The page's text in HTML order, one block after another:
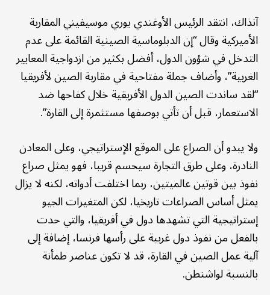
آنذاك، انتقد الرئيس الأوغندي يوري موسيفيني المقاربة
الأميركية وقال “إن الدبلوماسية الصينية القائمة على عدم
التدخل في شؤون الدول، أفضل بكثير من ازدواجية المعايير
الغربية”، وأضاف جملة مفتاحية في مقاربة الصين لأفريقيا
“لقد ساندت الصين الدول الأفريقية خلال كفاحها ضد
الاستعمار، قبل أن تأتي بوصفها مستثمرة إلى القارة”.
ولا يبدو أن الصراع على الموقع الإستراتيجي، وعلى المعادن
النادرة، وعلى طرق التجارة سيحسم قريبا، فهو يمثل صراع
نفوذ بين قوتين عالميتين، ربما اختلفت أدواته، لكنه لا يزال
يمثل أساس الصراعات تاريخيا، لكن المتغيرات الجيو
إستراتيجية التي تشهدها دول في أفريقيا، والتي حدت
بالفعل من نفوذ دول غربية على رأسها فرنسا، إضافة إلى
آلية عمل الصين في القارة، قد لا تكون عناصر طمأنة
بالنسبة لواشنطن.